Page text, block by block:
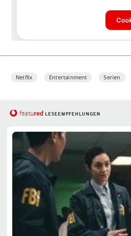
Netflix Entertainment Serien
featured LESEEMPFEHLUNGEN